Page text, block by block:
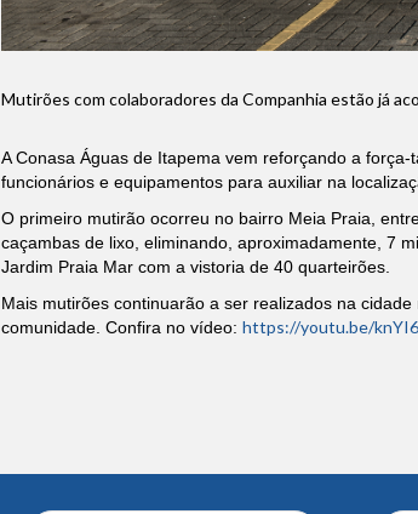
Mutirões com colaboradores da Companhia estão já
A Conasa Águas de Itapema vem reforçando a
funcionários e equipamentos para auxiliar na
O primeiro mutirão ocorreu no bairro Meia Praia,
caçambas de lixo, eliminando, aproximadamente, 7
Jardim Praia Mar com a vistoria de 40 quarteirões.
Mais mutirões continuarão a ser realizados na
comunidade. Confira no vídeo: https://youtu.be/